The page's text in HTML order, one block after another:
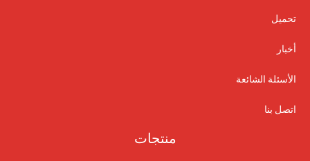
تحميل
أخبار
الأسئلة الشائعة
اتصل بنا
منتجات